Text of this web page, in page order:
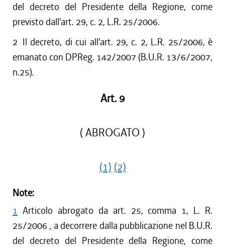
del decreto del Presidente della Regione, come
previsto dall'art. 29, c. 2, L.R. 25/2006.
2 Il decreto, di cui all'art. 29, c. 2, L.R. 25/2006, è
emanato con DPReg. 142/2007 (B.U.R. 13/6/2007,
n.25).
Art. 9
( ABROGATO )
(1) (2)
Note:
1 Articolo abrogato da art. 25, comma 1, L. R.
25/2006 , a decorrere dalla pubblicazione nel B.U.R.
del decreto del Presidente della Regione, come